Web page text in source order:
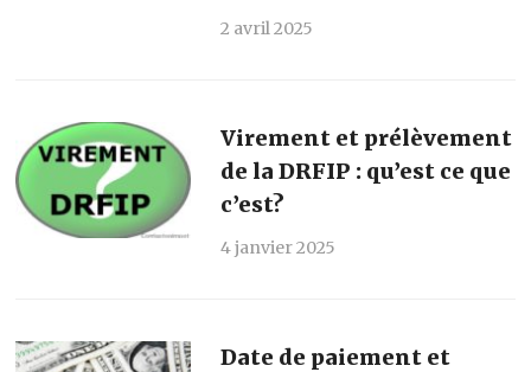
2 avril 2025
Virement et prélèvement
de la DRFIP : qu’est ce que
c’est?
4 janvier 2025
Date de paiement et